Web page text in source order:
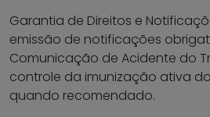
Garantia de Direitos e
emissão de notificações
Comunicação de Acidente do
controle da imunização ativa
quando recomendado.